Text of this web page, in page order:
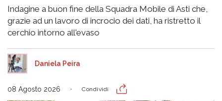
Indagine a buon fine della Squadra Mobile di Asti che,
grazie ad un lavoro di incrocio dei dati, ha ristretto il
cerchio intorno all'evaso
Daniela Peira
08 Agosto 2026 Condividi